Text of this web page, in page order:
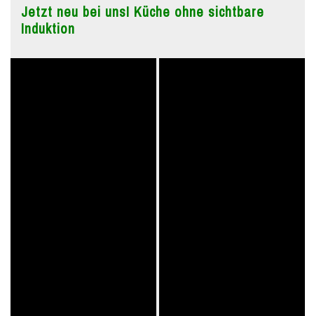
Jetzt neu bei uns! Küche ohne sichtbare
Induktion